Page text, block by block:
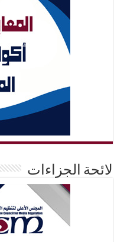
لائحة الجزاءات